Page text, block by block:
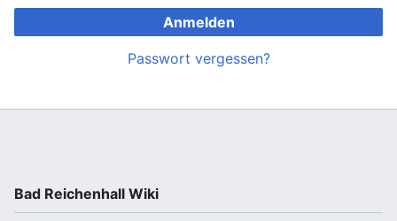
Anmelden
Passwort vergessen?
Bad Reichenhall Wiki